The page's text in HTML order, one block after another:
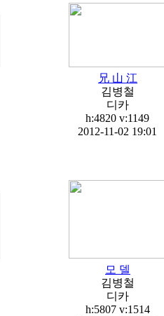
兄 山 江
김병철
디카
h:4820v:1149
2012-11-02 19:01
모 델
김병철
디카
h:5807 v:1514